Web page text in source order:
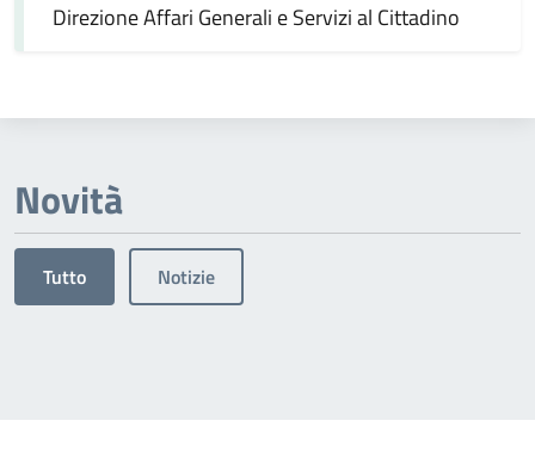
Direzione Affari Generali e Servizi al Cittadino
Novità
Tutto Notizie